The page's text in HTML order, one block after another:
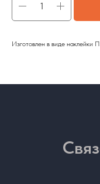
Изготовлен в виде наклейки